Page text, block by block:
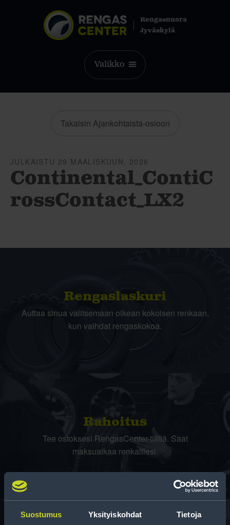
Suostumus Yksityiskohdat Tietoja
Rengasnuora
Jyväskylä
Valikko
Takaisin Ajankohtaista-osioon
JULKAISTU 29 MAALISKUUN, 2026
Continental_ContiC
rossContact_LX2
Rengas­laskuri
Auttaa sinua valitsemaan oikean kokoisen renkaan,
kun vaihdat rengaskokoa.
Rahoitus
Tee ostoksesi RengasCenter-tilillä. Saat
maksuaikaa renkaillesi.